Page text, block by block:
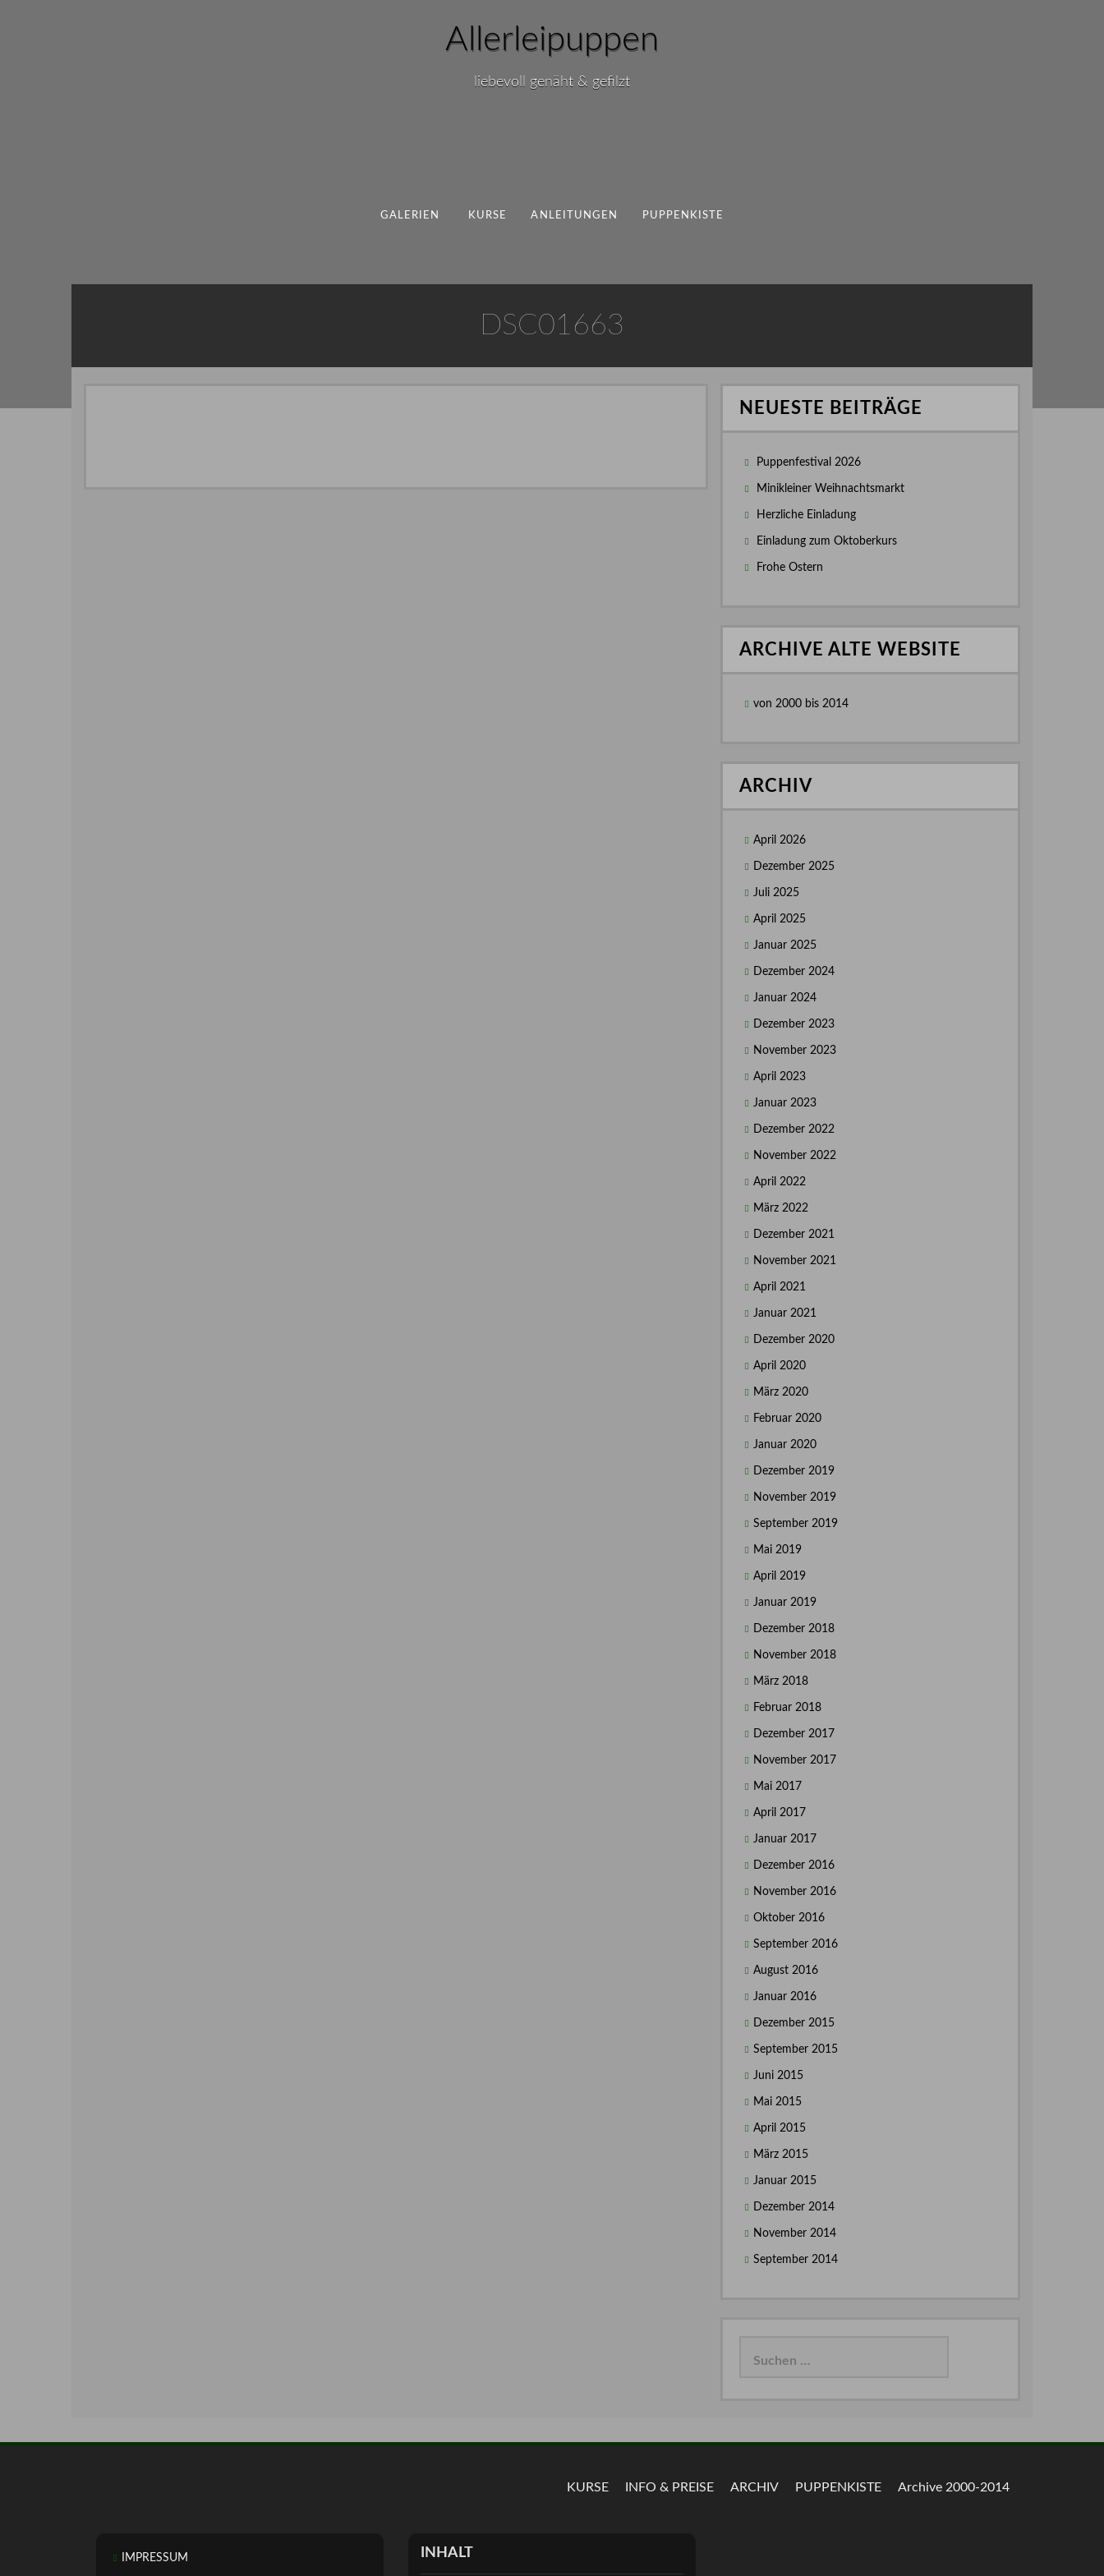
Allerleipuppen
liebevoll genäht & gefilzt
GALERIEN KURSE ANLEITUNGEN PUPPENKISTE
DSC01663
NEUESTE BEITRÄGE
Puppenfestival 2026
Minikleiner Weihnachtsmarkt
Herzliche Einladung
Einladung zum Oktoberkurs
Frohe Ostern
ARCHIVE ALTE WEBSITE
von 2000 bis 2014
ARCHIV
April 2026
Dezember 2025
Juli 2025
April 2025
Januar 2025
Dezember 2024
Januar 2024
Dezember 2023
November 2023
April 2023
Januar 2023
Dezember 2022
November 2022
April 2022
März 2022
Dezember 2021
November 2021
April 2021
Januar 2021
Dezember 2020
April 2020
März 2020
Februar 2020
Januar 2020
Dezember 2019
November 2019
September 2019
Mai 2019
April 2019
Januar 2019
Dezember 2018
November 2018
März 2018
Februar 2018
Dezember 2017
November 2017
Mai 2017
April 2017
Januar 2017
Dezember 2016
November 2016
Oktober 2016
September 2016
August 2016
Januar 2016
Dezember 2015
September 2015
Juni 2015
Mai 2015
April 2015
März 2015
Januar 2015
Dezember 2014
November 2014
September 2014
KURSE INFO & PREISE ARCHIV PUPPENKISTE Archive 2000-2014
IMPRESSUM INHALT